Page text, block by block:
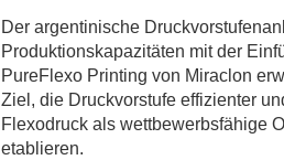
Der argentinische
Produktionskapazitäten mit der
PureFlexo Printing von Miraclon
Ziel, die Druckvorstufe effizienter
Flexodruck als wettbewerbsfähige
etablieren.